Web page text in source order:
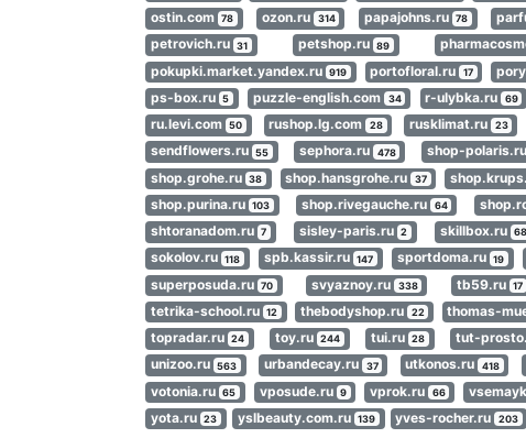
ostin.com 78 ozon.ru 314 papajohns.ru 78
petrovich.ru 31 petshop.ru 89
pokupki.market.yandex.ru 919 portofloral.ru 17
ps-box.ru 5 puzzle-english.com 34 r-ulybka.ru 69
ru.levi.com 50 rushop.lg.com 28 rusklimat.ru 23
sendflowers.ru 55 sephora.ru 478 shop-polaris.ru
shop.grohe.ru 38 shop.hansgrohe.ru 37
shop.purina.ru 103 shop.rivegauche.ru 64
shtoranadom.ru 7 sisley-paris.ru 2 skillbox.ru 68
sokolov.ru 118 spb.kassir.ru 147 sportdoma.ru 19
superposuda.ru 70 svyaznoy.ru 338 tb59.ru 17
tetrika-school.ru 12 thebodyshop.ru 22 thomas-
topradar.ru 24 toy.ru 244 tui.ru 28 tut-
unizoo.ru 563 urbandecay.ru 37 utkonos.ru 418
votonia.ru 65 vposude.ru 9 vprok.ru 66
yota.ru 23 yslbeauty.com.ru 139 yves-rocher.ru 203